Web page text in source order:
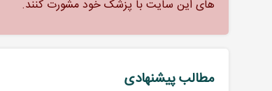
های این سایت با پزشک خود مشورت کنند.
مطالب پیشنهادی